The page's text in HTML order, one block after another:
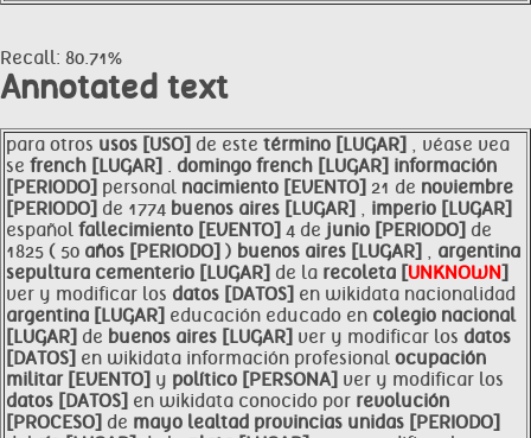
Recall: 80.71%
Annotated text
para otros usos [USO] de este término [LUGAR] , véase vea
se french [LUGAR] . domingo french [LUGAR] información
[PERIODO] personal nacimiento [EVENTO] 21 de noviembre
[PERIODO] de 1774 buenos aires [LUGAR] , imperio [LUGAR]
español fallecimiento [EVENTO] 4 de junio [PERIODO] de
1825 ( 50 años [PERIODO] ) buenos aires [LUGAR] , argentina
sepultura cementerio [LUGAR] de la recoleta [UNKNOWN]
ver y modificar los datos [DATOS] en wikidata nacionalidad
argentina [LUGAR] educación educado en colegio nacional
[LUGAR] de buenos aires [LUGAR] ver y modificar los datos
[DATOS] en wikidata información profesional ocupación
militar [EVENTO] y político [PERSONA] ver y modificar los
datos [DATOS] en wikidata conocido por revolución
[PROCESO] de mayo lealtad provincias unidas [PERIODO]